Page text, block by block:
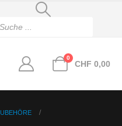
0
CHF 0,00